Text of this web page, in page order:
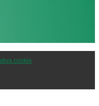
cookie